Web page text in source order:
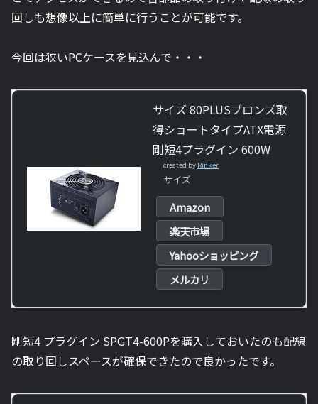
回しも想像以上に簡単に行うことが可能です。
今回は狭いPCケースを見込んで・・・
サイズ 80PLUSブロンズ取
得ショートタイプATX電源
剛短4プラグイン 600W
created by Rinker
サイズ
Amazon
楽天市場
Yahooショッピング
メルカリ
剛短4 プラグイン SPGT4-600Pを購入しておいたのも配線
の取り回しスペースが確保できたので良かったです。